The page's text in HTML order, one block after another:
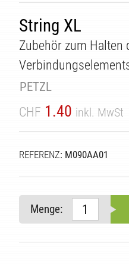
String XL
Zubehör zum Halten
PETZL
CHF 1.40 inkl. MwSt
REFERENZ: M090AA01
Menge: